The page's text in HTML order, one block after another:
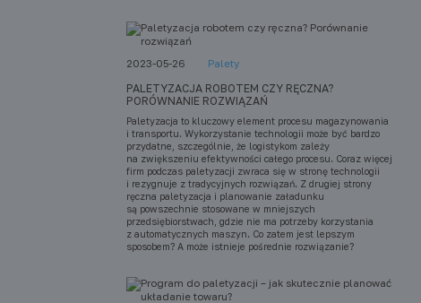
2023-05-26 Palety
PALETYZACJA ROBOTEM CZY RĘCZNA?
PORÓWNANIE ROZWIĄZAŃ
Paletyzacja to kluczowy element procesu magazynowania
i transportu. Wykorzystanie technologii może być bardzo
przydatne, szczególnie, że logistykom zależy
na zwiększeniu efektywności całego procesu. Coraz więcej
firm podczas paletyzacji zwraca się w stronę technologii
i rezygnuje z tradycyjnych rozwiązań. Z drugiej strony
ręczna paletyzacja i planowanie załadunku
są powszechnie stosowane w mniejszych
przedsiębiorstwach, gdzie nie ma potrzeby korzystania
z automatycznych maszyn. Co zatem jest lepszym
sposobem? A może istnieje pośrednie rozwiązanie?